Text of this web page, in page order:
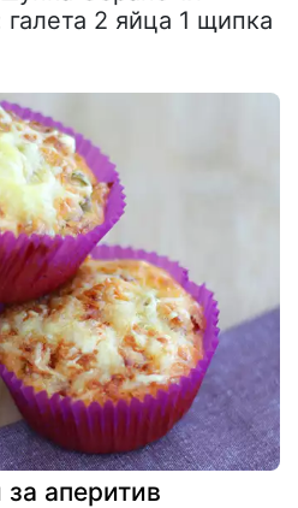
галета 2 яйца 1 щипка
аперитив